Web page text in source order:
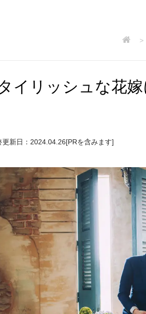
>
イリッシュな花
更新日：2024.04.26[PRを含みます]